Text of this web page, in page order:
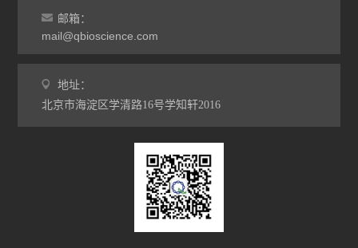
邮箱：
mail@qbioscience.com
地址：
北京市海淀区学清路16号学知轩2016